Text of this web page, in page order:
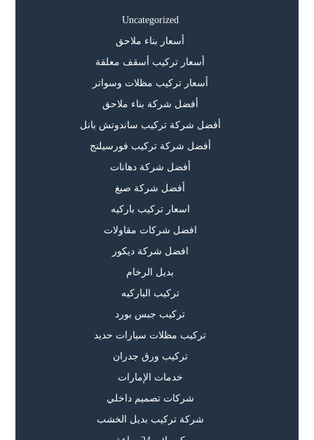
Uncategorized
أسعار بناء ملاحق
أسعار تركيب أسقف معلقة
أسعار تركيب مظلات وسواتر
أفضل شركة بناء ملاحق
أفضل شركة تركيب ساندوتش بانل
أفضل شركة تركيب فورسيلنج
أفضل شركة دهانات
أفضل شركة صبغ
اسعار تركيب باركيه
افضل شركات مقاولات
افضل شركة ديكور
بديل الرخام
تركيب الباركيه
تركيب جبس بورد
تركيب مظلات سيارات حديد
تركيب ورق جدران
خدمات الإمارات
شركات تصميم داخلي
شركة تركيب بديل الخشب